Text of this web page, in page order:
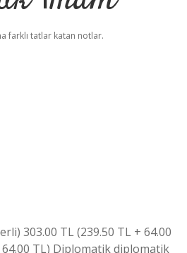
farklı tatlar katan notlar.
303.00 TL (239.50 TL + 64.00
64.00 TL) Diplomatik diplomatik